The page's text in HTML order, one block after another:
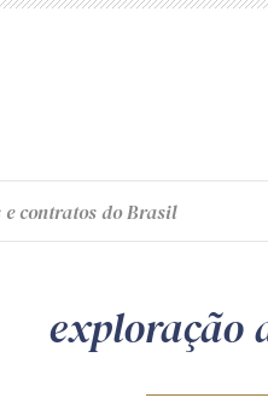
contratos do Brasil
exploração